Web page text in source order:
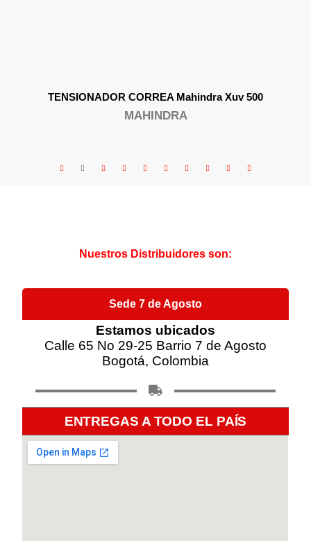
Xuv 500 POLEA CORREAS Mahindra Xuv
Nuestros Distribuidores son:
Sede 7 de Agosto
Estamos ubicados
Calle 65 No 29-25 Barrio 7 de Agosto
Bogotá, Colombia
ENTREGAS A TODO EL PAÍS